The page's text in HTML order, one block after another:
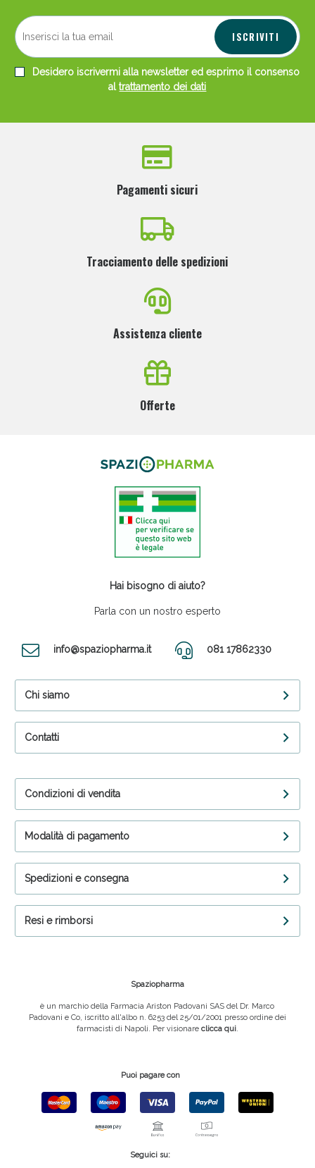
ISCRIVITI
Desidero iscrivermi alla newsletter ed esprimo il consenso
altrattamento dei dati
Pagamenti sicuri
Tracciamento delle spedizioni
Assistenza cliente
Offerte
Hai bisogno di aiuto?
Parla con un nostro esperto
info@spaziopharma.it 081 17862330
Chi siamo
Contatti
Condizioni di vendita
Modalità di pagamento
Spedizioni e consegna
Resi e rimborsi
Spaziopharma
è un marchio della Farmacia Ariston Padovani SAS del Dr. Marco
Padovani e Co, iscritto all'albo n. 6253 del 25/01/2001 presso ordine dei
farmacisti di Napoli. Per visionare clicca qui.
Puoi pagare con
Seguici su: